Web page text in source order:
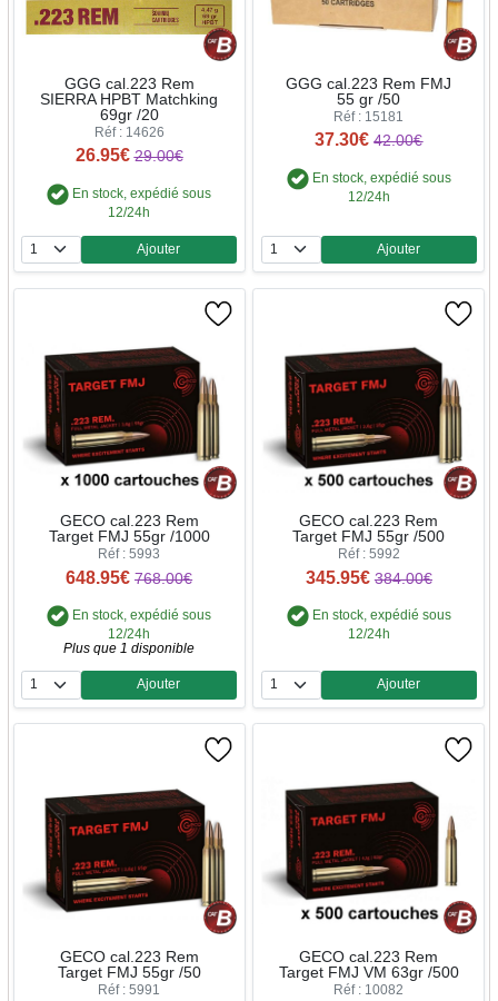
GGG cal.223 Rem
SIERRA HPBT Matchking
69gr /20
Réf : 14626
26.95€ 29.00€
En stock, expédié sous
12/24h
Quantité
Ajouter
GGG cal.223 Rem FMJ
55 gr /50
Réf : 15181
37.30€ 42.00€
En stock, expédié sous
12/24h
Quantité
Ajouter
GECO cal.223 Rem
Target FMJ 55gr /1000
Réf : 5993
648.95€ 768.00€
En stock, expédié sous
12/24h
Plus que 1 disponible
Quantité
Ajouter
GECO cal.223 Rem
Target FMJ 55gr /500
Réf : 5992
345.95€ 384.00€
En stock, expédié sous
12/24h
Quantité
Ajouter
GECO cal.223 Rem
Target FMJ 55gr /50
Réf : 5991
GECO cal.223 Rem
Target FMJ VM 63gr /500
Réf : 10082